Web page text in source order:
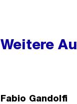
Weitere
Fabio Gandolfi